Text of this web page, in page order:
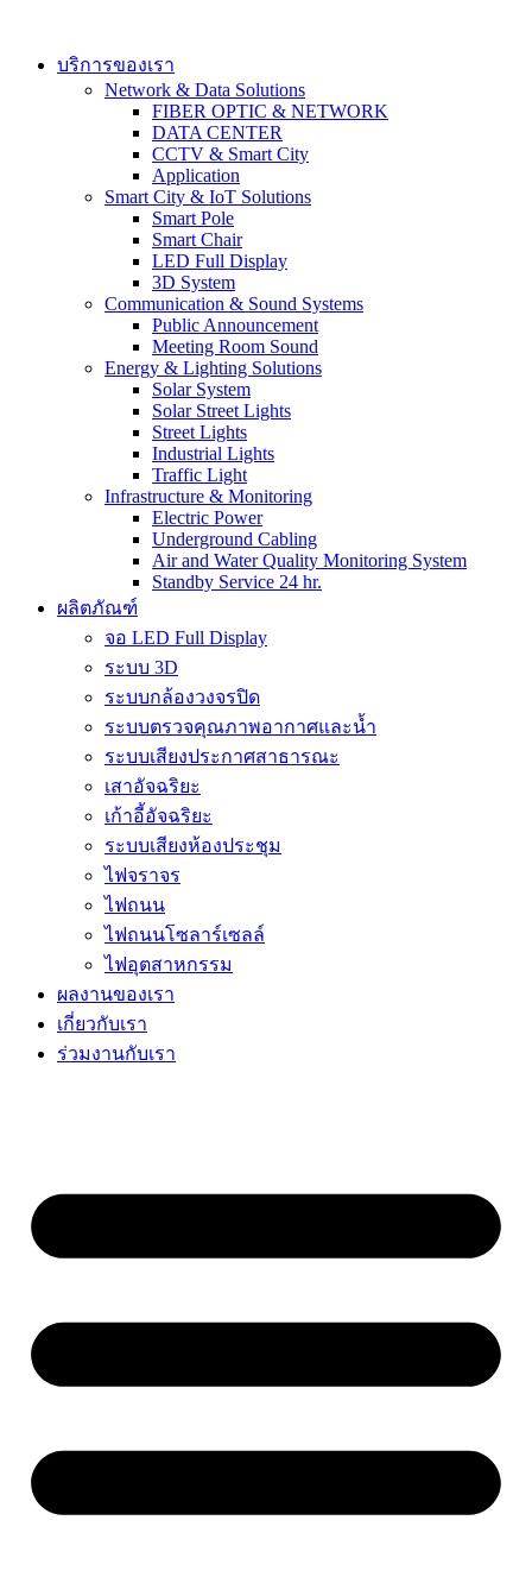
contentบริการของเรา
Network & Data Solutions
FIBER OPTIC & NETWORK​
DATA CENTER
CCTV & Smart City
Application
Smart City & IoT Solutions
Smart Pole
Smart Chair
LED Full Display
3D System
Communication & Sound Systems
Public Announcement
Meeting Room Sound
Energy & Lighting Solutions
Solar System
Solar Street Lights
Street Lights
Industrial Lights
Traffic Light
Infrastructure & Monitoring
Electric Power
Underground Cabling
Air and Water Quality Monitoring System
Standby Service 24 hr.
ผลิตภัณฑ์
จอ LED Full Display
ระบบ 3D
ระบบกล้องวงจรปิด
ระบบตรวจคุณภาพอากาศและน้ำ
ระบบเสียงประกาศสาธารณะ
เสาอัจฉริยะ
เก้าอี้อัจฉริยะ
ระบบเสียงห้องประชุม
ไฟจราจร
ไฟถนน
ไฟถนนโซลาร์เซลล์
ไฟอุตสาหกรรม
ผลงานของเรา
เกี่ยวกับเรา
ร่วมงานกับเรา